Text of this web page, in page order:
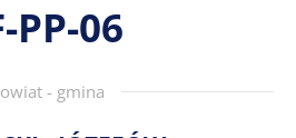
PP-06
- gmina